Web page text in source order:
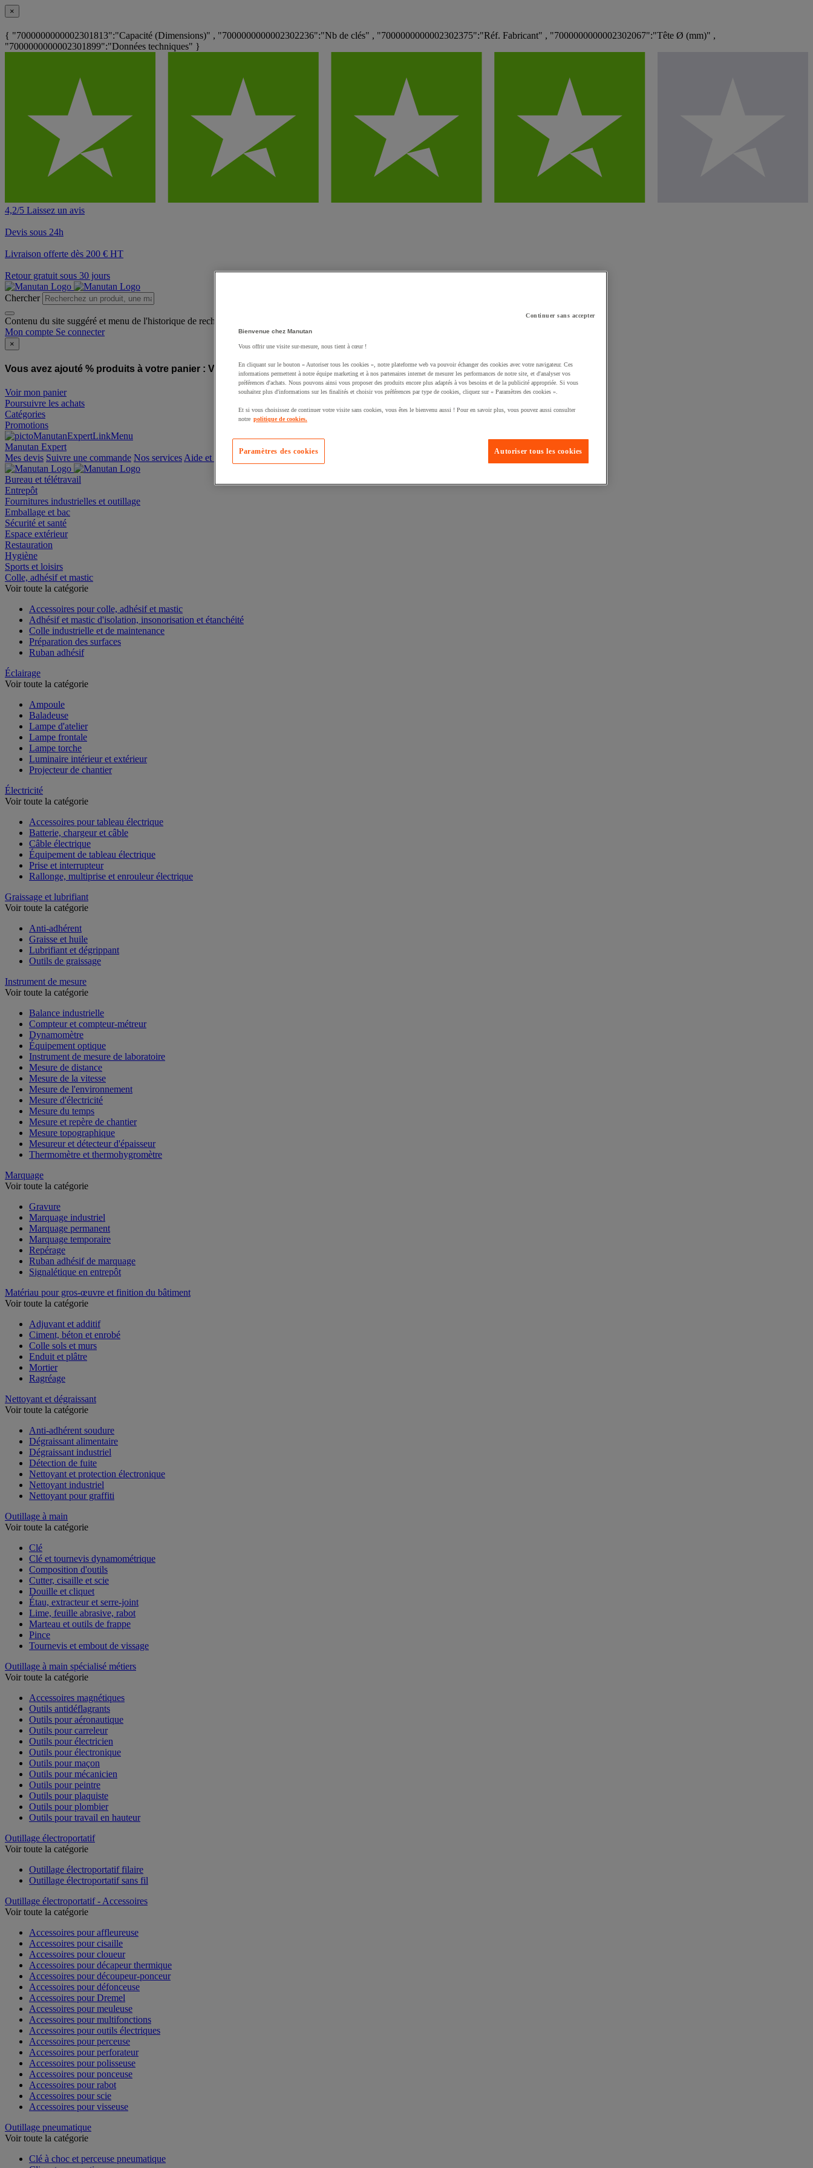
×
{ "7000000000002301813":"Capacité (Dimensions)" , "7000000000002302236":"Nb de clés" , "7000000000002302375":"Réf. Fabricant" , "7000000000002302067":"Tête Ø (mm)" ,
"7000000000002301899":"Données techniques" }
4,2/5 Laissez un avis
Devis sous 24h
Livraison offerte dès 200 € HT
Retour gratuit sous 30 jours
Chercher
Contenu du site suggéré et menu de l'historique de recherche
Mon compte Se connecter
×
Vous avez ajouté % produits à votre panier : Vous avez ajouté un produit à votre panier :
Voir mon panier
Poursuivre les achats
Catégories
Promotions
Manutan Expert
offre reconditionnée
Mes devis Suivre une commande Nos services Aide et contact
Bureau et télétravail
Entrepôt
Fournitures industrielles et outillage
Emballage et bac
Sécurité et santé
Espace extérieur
Restauration
Hygiène
Sports et loisirs
Colle, adhésif et mastic
Accessoires pour colle, adhésif et mastic
Adhésif et mastic d'isolation, insonorisation et étanchéité
Colle industrielle et de maintenance
Préparation des surfaces
Éclairage
Ampoule
Baladeuse
Lampe d'atelier
Lampe frontale
Lampe torche
Luminaire intérieur et extérieur
Électricité
Accessoires pour tableau électrique
Batterie, chargeur et câble
Câble électrique
Équipement de tableau électrique
Prise et interrupteur
Graissage et lubrifiant
Anti-adhérent
Graisse et huile
Lubrifiant et dégrippant
Instrument de mesure
Balance industrielle
Compteur et compteur-métreur
Dynamomètre
Équipement optique
Instrument de mesure de laboratoire
Mesure de distance
Mesure de la vitesse
Mesure de l'environnement
Mesure d'électricité
Mesure du temps
Mesure et repère de chantier
Mesure topographique
Mesureur et détecteur d'épaisseur
Marquage
Gravure
Marquage industriel
Marquage permanent
Marquage temporaire
Repérage
Ruban adhésif de marquage
Matériau pour gros-œuvre et finition du bâtiment
Adjuvant et additif
Ciment, béton et enrobé
Colle sols et murs
Enduit et plâtre
Mortier
Nettoyant et dégraissant
Anti-adhérent soudure
Dégraissant alimentaire
Dégraissant industriel
Détection de fuite
Nettoyant et protection électronique
Nettoyant industriel
Outillage à main
Clé
Clé et tournevis dynamométrique
Composition d'outils
Cutter, cisaille et scie
Douille et cliquet
Étau, extracteur et serre-joint
Lime, feuille abrasive, rabot
Marteau et outils de frappe
Pince
Outillage à main spécialisé métiers
Accessoires magnétiques
Outils antidéflagrants
Outils pour aéronautique
Outils pour carreleur
Outils pour électricien
Outils pour électronique
Outils pour maçon
Outils pour mécanicien
Outils pour peintre
Outils pour plaquiste
Outils pour plombier
Outillage électroportatif
Outillage électroportatif filaire
Outillage électroportatif - Accessoires
Accessoires pour affleureuse
Accessoires pour cisaille
Accessoires pour cloueur
Accessoires pour décapeur thermique
Accessoires pour découpeur-ponceur
Accessoires pour défonceuse
Accessoires pour Dremel
Accessoires pour meuleuse
Accessoires pour multifonctions
Accessoires pour outils électriques
Accessoires pour perceuse
Accessoires pour perforateur
Accessoires pour polisseuse
Accessoires pour ponceuse
Accessoires pour rabot
Accessoires pour scie
Outillage pneumatique
Continuer sans accepter
Bienvenue chez Manutan
Vous offrir une visite sur-mesure, nous tient à cœur !
En cliquant sur le bouton « Autoriser tous les cookies », notre plateforme web va pouvoir échanger des cookies avec votre navigateur. Ces
informations permettent à notre équipe marketing et à nos partenaires internet de mesurer les performances de notre site, et d'analyser vos
préférences d'achats. Nous pouvons ainsi vous proposer des produits encore plus adaptés à vos besoins et de la publicité appropriée. Si vous
souhaitez plus d'informations sur les finalités et choisir vos préférences par type de cookies, cliquez sur « Paramètres des cookies ».
Et si vous choisissez de continuer votre visite sans cookies, vous êtes le bienvenu aussi ! Pour en savoir plus, vous pouvez aussi consulter
notre politique de cookies.
Autoriser tous les cookies
Paramètres des cookies